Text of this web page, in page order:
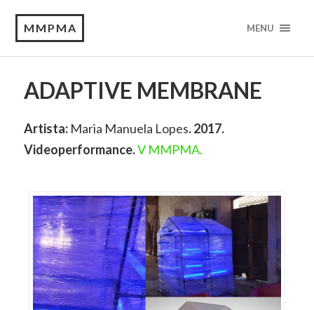
MMPMA MENU
ADAPTIVE MEMBRANE
Artista:Maria Manuela Lopes. 2017.
Videoperformance.V MMPMA.